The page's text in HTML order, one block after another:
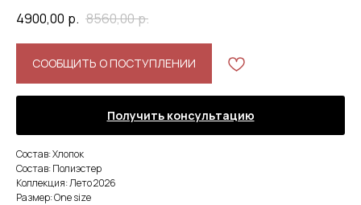
4900,00 р. 8560,00р.
СООБЩИТЬ О ПОСТУПЛЕНИИ
Получить консультацию
Состав: Хлопок
Состав: Полиэстер
Коллекция: Лето 2026
Размер: One size